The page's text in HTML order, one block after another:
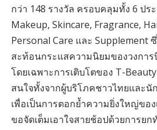
กว่า 148 รางวัล ครอบคลุมทั้ง 6 ปร
Makeup, Skincare, Fragrance,
Personal Care และ Supplement
สะท้อนกระแสความนิยมของวงการ
โดยเฉพาะการเติบโตของ T-
สนใจทั้งจากผู้บริโภคชาวไทยและนั
เพื่อเป็นการตอกย้ำความยิ่งใหญ่ของ
ขอจัดเต็มเอาใจสายช้อปด้วยการย